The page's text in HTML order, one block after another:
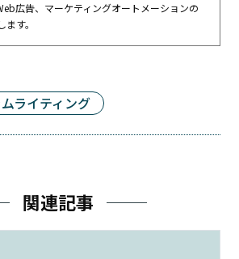
広告、マーケティングオートメーションの
す。
ライティング
関連記事